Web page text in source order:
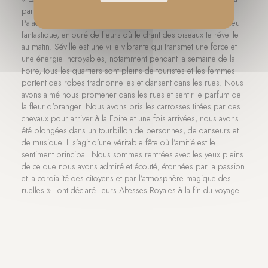
partie la plus profonde de nous-mêmes. Nous avons visité le
Palacio del Callejón del Agua, au centre de la ville. C’est un lieu
fantastique, entouré de fleurs où le chant des oiseaux te réveille
au matin. Séville est une ville vibrante qui transmet une force et
une énergie incroyables, notamment pendant la semaine de la
Foire, tous les quartiers sont pleins de touristes et les femmes
portent des robes traditionnelles et dansent dans les rues. Nous
avons aimé nous promener dans les rues et sentir le parfum de
la fleur d'oranger. Nous avons pris les carrosses tirées par des
chevaux pour arriver à la Foire et une fois arrivées, nous avons
été plongées dans un tourbillon de personnes, de danseurs et
de musique. Il s’agit d’une véritable fête où l’amitié est le
sentiment principal. Nous sommes rentrées avec les yeux pleins
de ce que nous avons admiré et écouté, étonnées par la passion
et la cordialité des citoyens et par l’atmosphère magique des
ruelles » - ont déclaré Leurs Altesses Royales à la fin du voyage.